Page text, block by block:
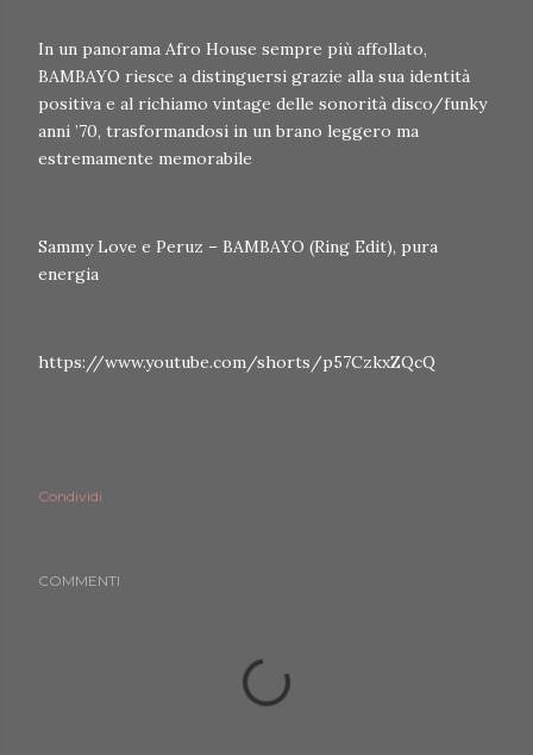
In un panorama Afro House sempre più affollato,
BAMBAYO riesce a distinguersi grazie alla sua identità
positiva e al richiamo vintage delle sonorità disco/funky
anni ’70, trasformandosi in un brano leggero ma
estremamente memorabile
Sammy Love e Peruz – BAMBAYO (Ring Edit), pura
energia
https://www.youtube.com/shorts/p57CzkxZQcQ
Condividi
COMMENTI